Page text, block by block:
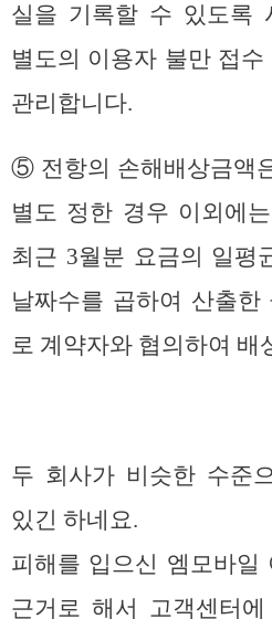
실을 기록할 수 있도록
별도의 이용자 불만 접
관리합니다.
⑤ 전항의 손해배상금액
별도 정한 경우 이외에
최근 3월분 요금의 일평
날짜수를 곱하여 산출한
로 계약자와 협의하여 배
두 회사가 비슷한 수준
있긴 하네요.
피해를 입으신 엠모바일
근거로 해서 고객센터